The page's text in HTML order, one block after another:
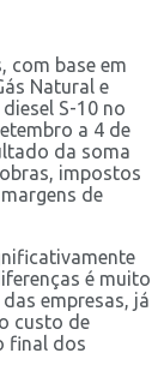
com base em
Natural e
S-10 no
a 4 de
da soma
impostos
de
é muito
empresas, já
custo de
final dos